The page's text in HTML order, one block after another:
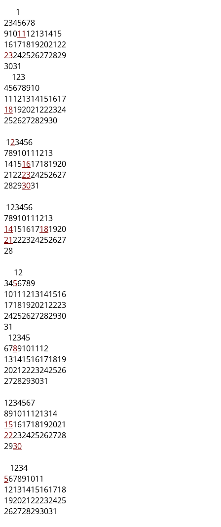
1
2345678
9101112131415
16171819202122
23242526272829
3031
123
45678910
11121314151617
18192021222324
252627282930
123456
78910111213
14151617181920
21222324252627
28293031
123456
78910111213
14151617181920
21222324252627
28
12
3456789
10111213141516
17181920212223
24252627282930
31
12345
6789101112
13141516171819
20212223242526
2728293031
1234567
891011121314
15161718192021
22232425262728
2930
1234
567891011
12131415161718
19202122232425
262728293031